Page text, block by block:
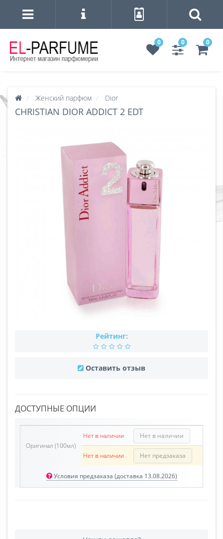
0 0 0
Женский парфюм Dior
CHRISTIAN DIOR ADDICT 2 EDT
Рейтинг:
Оставить отзыв
ДОСТУПНЫЕ ОПЦИИ
Оригинал (100мл)
Нет в наличии Нет в наличии
Нет в наличии Нет предзаказа
Условия предзаказа (доставка 13.08.2026)